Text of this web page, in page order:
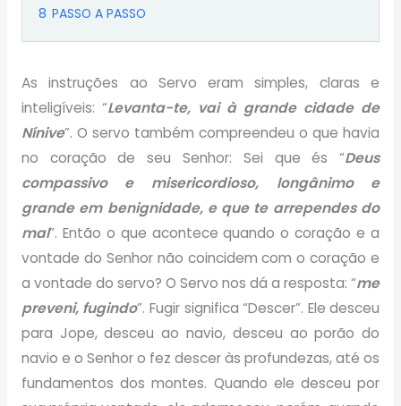
8 PASSO A PASSO
As instruções ao Servo eram simples, claras e
inteligíveis: “Levanta-te, vai à grande cidade de
Nínive”. O servo também compreendeu o que havia
no coração de seu Senhor: Sei que és “Deus
compassivo e misericordioso, longânimo e
grande em benignidade, e que te arrependes do
mal”. Então o que acontece quando o coração e a
vontade do Senhor não coincidem com o coração e
a vontade do servo? O Servo nos dá a resposta: “me
preveni, fugindo”. Fugir significa “Descer”. Ele desceu
para Jope, desceu ao navio, desceu ao porão do
navio e o Senhor o fez descer às profundezas, até os
fundamentos dos montes. Quando ele desceu por